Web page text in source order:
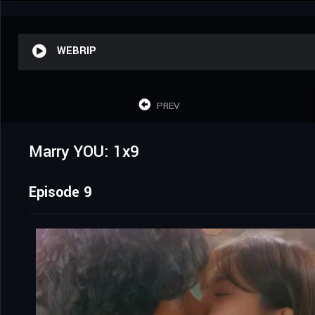
WEBRIP
PREV
Marry YOU: 1x9
Episode 9